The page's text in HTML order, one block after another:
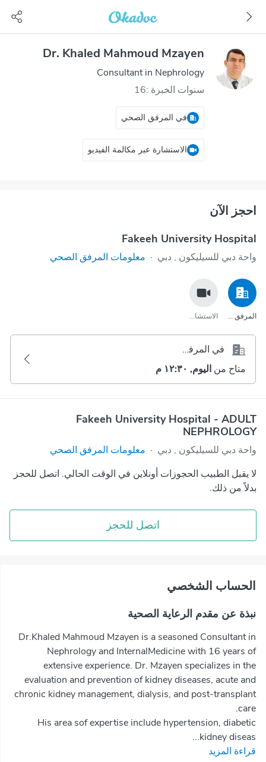
Dr. Khaled Mahmoud Mzayen
Consultant in Nephrology
سنوات الخبرة :16
في المرفق الصحي
الاستشارة عبر مكالمة الفيديو
احجز الآن
Fakeeh University Hospital
واحة دبي للسيليكون‎ , دبي · معلومات المرفق الصحي
المرفق الصحي الاستشارة عبر مكالمة الفيديو
في المرفق الصحي
متاح من اليوم, ١٢:٣٠ م
Fakeeh University Hospital - ADULT
NEPHROLOGY
واحة دبي للسيليكون‎ , دبي · معلومات المرفق الصحي
لا يقبل الطبيب الحجوزات أونلاين في الوقت الحالي. اتصل للحجز
بدلاً من ذلك.
اتصل للحجز
اﻟﺤﺴﺎﺏ اﻟﺸﺨﺼﻲ
نبذة عن مقدم الرعاية الصحية
Dr.Khaled Mahmoud Mzayen is a seasoned Consultant in
Nephrology and InternalMedicine with 16 years of
extensive experience. Dr. Mzayen specializes in the
evaluation and prevention of kidney diseases, acute and
chronic kidney management, dialysis, and post-transplant
care.
His area sof expertise include hypertension, diabetic
kidney diseas...
قراءة المزيد